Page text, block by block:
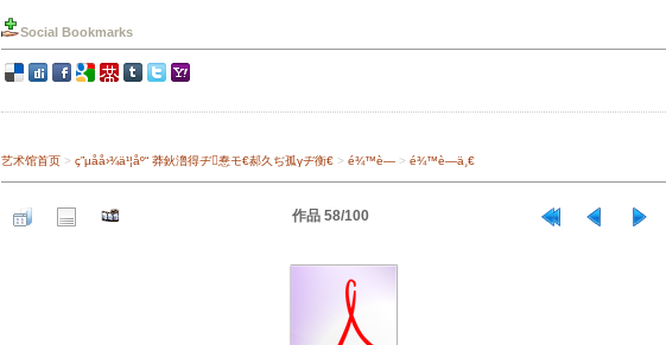
Social Bookmarks
艺术馆首页> ç”µå­å›¾ä¹¦åº“ 莽鈥澛得ヂ惷モ€郝久ぢ孤γヂ衡€> é¾™è—> é¾™è—ä¸€
作品 58/100